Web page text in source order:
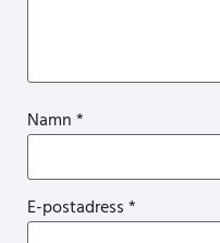
Namn*
E-postadress*